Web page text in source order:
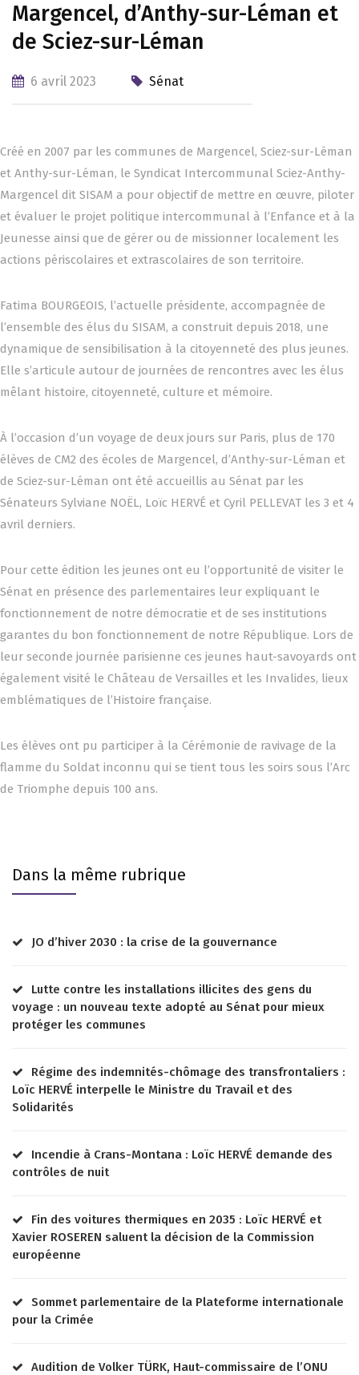
Margencel, d’Anthy-sur-Léman et
de Sciez-sur-Léman
6 avril 2023 Sénat
Créé en 2007 par les communes de Margencel, Sciez-sur-Léman
et Anthy-sur-Léman, le Syndicat Intercommunal Sciez-Anthy-
Margencel dit SISAM a pour objectif de mettre en œuvre, piloter
et évaluer le projet politique intercommunal à l’Enfance et à la
Jeunesse ainsi que de gérer ou de missionner localement les
actions périscolaires et extrascolaires de son territoire.
Fatima BOURGEOIS, l’actuelle présidente, accompagnée de
l’ensemble des élus du SISAM, a construit depuis 2018, une
dynamique de sensibilisation à la citoyenneté des plus jeunes.
Elle s’articule autour de journées de rencontres avec les élus
mêlant histoire, citoyenneté, culture et mémoire.
À l’occasion d’un voyage de deux jours sur Paris, plus de 170
élèves de CM2 des écoles de Margencel, d’Anthy-sur-Léman et
de Sciez-sur-Léman ont été accueillis au Sénat par les
Sénateurs Sylviane NOËL, Loïc HERVÉ et Cyril PELLEVAT les 3 et 4
avril derniers.
Pour cette édition les jeunes ont eu l’opportunité de visiter le
Sénat en présence des parlementaires leur expliquant le
fonctionnement de notre démocratie et de ses institutions
garantes du bon fonctionnement de notre République. Lors de
leur seconde journée parisienne ces jeunes haut-savoyards ont
également visité le Château de Versailles et les Invalides, lieux
emblématiques de l’Histoire française.
Les élèves ont pu participer à la Cérémonie de ravivage de la
flamme du Soldat inconnu qui se tient tous les soirs sous l’Arc
de Triomphe depuis 100 ans.
Dans la même rubrique
JO d’hiver 2030 : la crise de la gouvernance
Lutte contre les installations illicites des gens du
voyage : un nouveau texte adopté au Sénat pour mieux
protéger les communes
Régime des indemnités-chômage des transfrontaliers :
Loïc HERVÉ interpelle le Ministre du Travail et des
Solidarités
Incendie à Crans-Montana : Loïc HERVÉ demande des
contrôles de nuit
Fin des voitures thermiques en 2035 : Loïc HERVÉ et
Xavier ROSEREN saluent la décision de la Commission
européenne
Sommet parlementaire de la Plateforme internationale
pour la Crimée
Audition de Volker TÜRK, Haut-commissaire de l’ONU